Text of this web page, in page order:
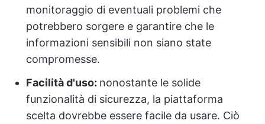
monitoraggio di eventuali problemi che
potrebbero sorgere e garantire che le
informazioni sensibili non siano state
compromesse.
Facilità d'uso: nonostante le solide
funzionalità di sicurezza, la piattaforma
scelta dovrebbe essere facile da usare. Ciò